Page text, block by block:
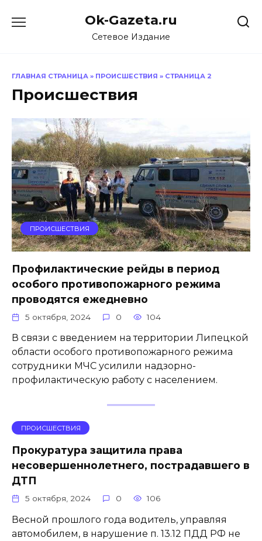
Ok-Gazeta.ru
Сетевое Издание
ГЛАВНАЯ СТРАНИЦА » ПРОИСШЕСТВИЯ » СТРАНИЦА 2
Происшествия
ПРОИСШЕСТВИЯ
Профилактические рейды в период
особого противопожарного режима
проводятся ежедневно
5 октября, 2024 0 104
В связи с введением на территории Липецкой
области особого противопожарного режима
сотрудники МЧС усилили надзорно-
профилактическую работу с населением.
ПРОИСШЕСТВИЯ
Прокуратура защитила права
несовершеннолетнего, пострадавшего в
ДТП
5 октября, 2024 0 106
Весной прошлого года водитель, управляя
автомобилем, в нарушение п. 13.12 ПДД РФ не